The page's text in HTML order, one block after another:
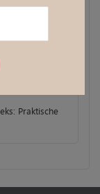
in de
Praktische